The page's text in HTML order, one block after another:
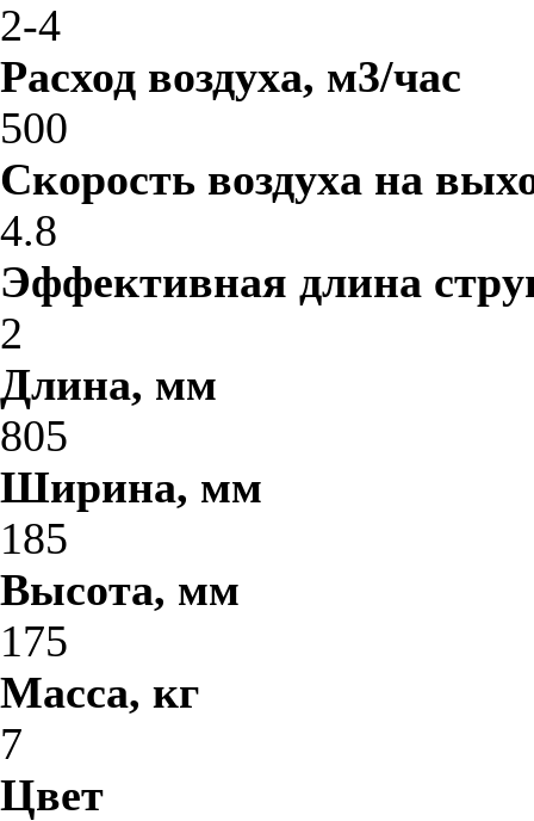
2-4
Расход воздуха, м3/час
500
Скорость воздуха на
4.8
Эффективная длина
2
Длина, мм
805
Ширина, мм
185
Высота, мм
175
Масса, кг
7
Цвет